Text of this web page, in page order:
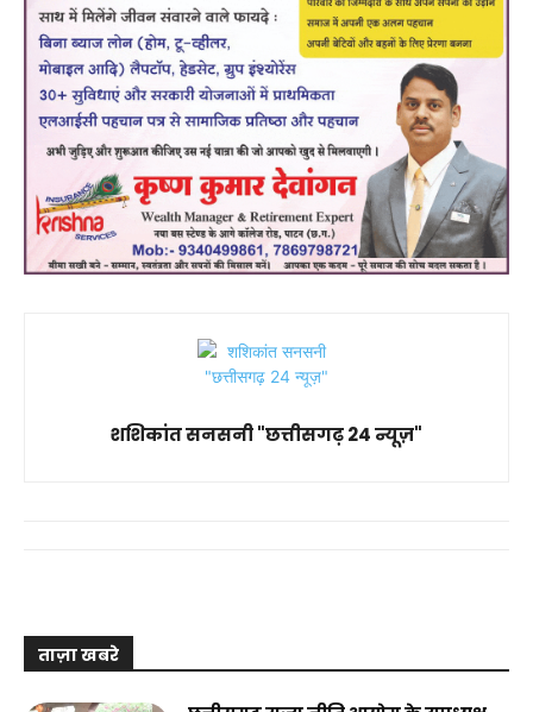
शशिकांत सनसनी "छत्तीसगढ़ 24 न्यूज़"
ताज़ा खबरे